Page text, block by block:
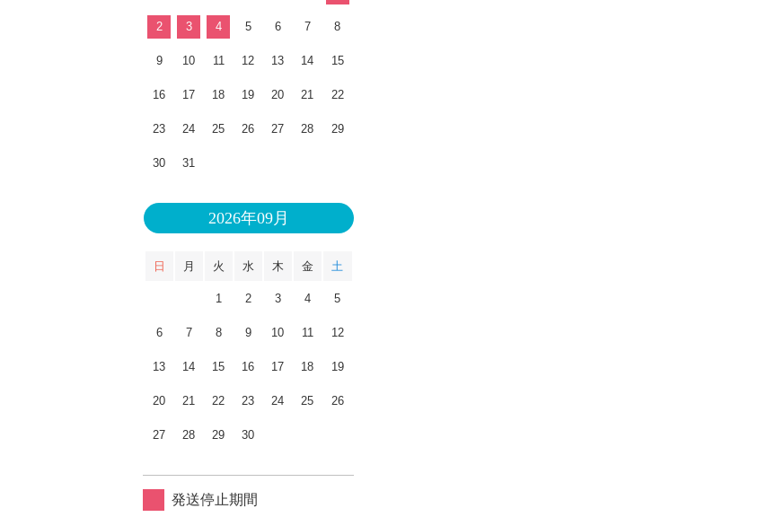
2 3 4 5 6 7 8
9 10 11 12 13 14 15
16 17 18 19 20 21 22
23 24 25 26 27 28 29
30 31
2026年09月
日 月 火 水 木 金 土
1 2 3 4 5
6 7 8 9 10 11 12
13 14 15 16 17 18 19
20 21 22 23 24 25 26
27 28 29 30
発送停止期間